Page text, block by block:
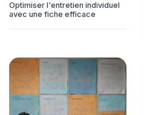
Optimiser l'entretien individuel
avec une fiche efficace